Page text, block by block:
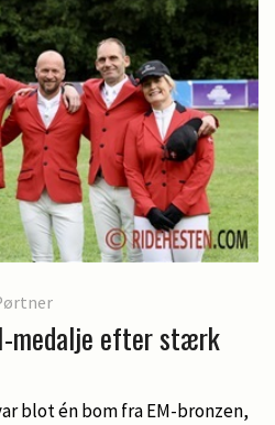
medalje efter stærk
blot én bom fra EM-bronzen,